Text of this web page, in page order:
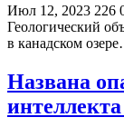
Июл 12, 2023 226
Геологический
в канадском
Названа